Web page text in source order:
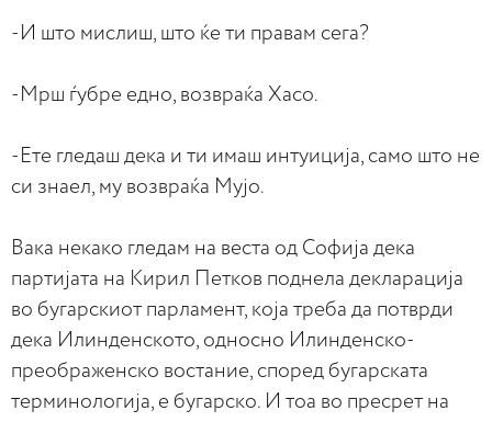
-И што мислиш, што ќе ти правам сега?
-Мрш ѓубре едно, возвраќа Хасо.
-Ете гледаш дека и ти имаш интуиција, само што не
си знаел, му возвраќа Мујо.
Вака некако гледам на веста од Софија дека
партијата на Кирил Петков поднела декларација
во бугарскиот парламент, која треба да потврди
дека Илинденското, односно Илинденско-
преображенско востание, според бугарската
терминологија, е бугарско. И тоа во пресрет на